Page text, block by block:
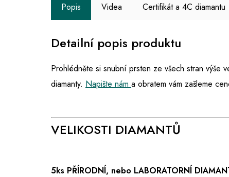
Popis Videa Certifikát a 4C diamantu
Detailní popis produktu
Prohlédněte si snubní prsten ze všech stran výše
diamanty. Napište nám a obratem vám zašleme
VELIKOSTI DIAMANTŮ
5ks PŘÍRODNÍ, nebo LABORATORNÍ